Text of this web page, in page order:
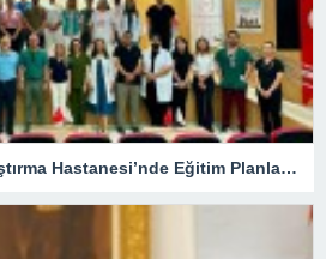
Kırklareli Eğitim ve Araştırma Hastanesi’nde Eğitim Planlaması Masaya Yatırıldı